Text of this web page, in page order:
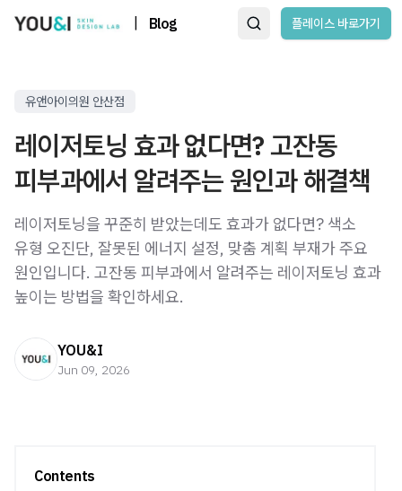
Blog 플레이스 바로가기
유앤아이의원 안산점
레이저토닝 효과 없다면? 고잔동
피부과에서 알려주는 원인과 해결책
레이저토닝을 꾸준히 받았는데도 효과가 없다면? 색소
유형 오진단, 잘못된 에너지 설정, 맞춤 계획 부재가 주요
원인입니다. 고잔동 피부과에서 알려주는 레이저토닝 효과
높이는 방법을 확인하세요.
YOU&I
Jun 09, 2026
Contents